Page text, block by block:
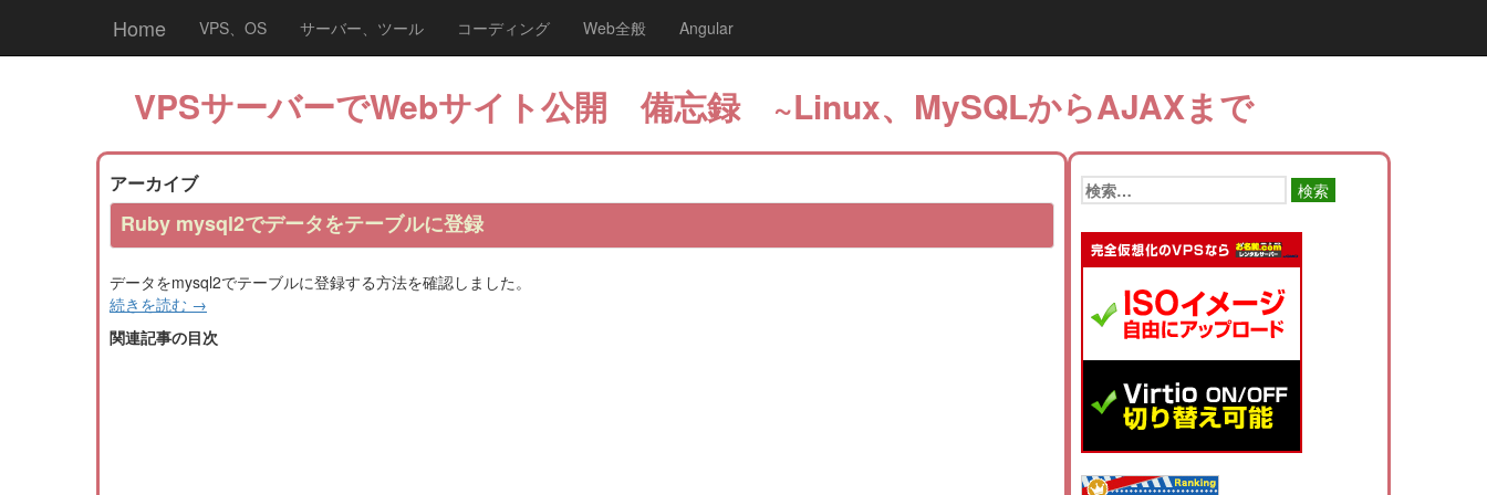
Home VPS、OS サーバー、ツール コーディング Web全般 Angular
VPSサーバーでWebサイト公開 備忘録 ~Linux、MySQLからAJAXまで
アーカイブ
Ruby mysql2でデータをテーブルに登録
データをmysql2でテーブルに登録する方法を確認しました。
続きを読む →
関連記事の目次
検
索: